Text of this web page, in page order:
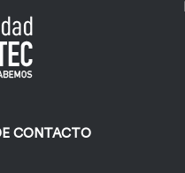
CONTACTO